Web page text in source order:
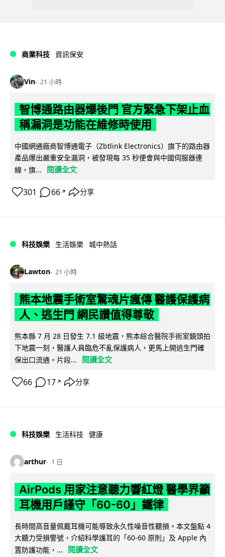
商業科技 資訊保安
Vin 21 小時
智博通路由器爆後門 官方緊急下架止血
稱漏洞是功能在維修時使用
中國網通廠商智博通電子（Zbtlink Electronics）旗下的路由器
產品爆出嚴重安全漏洞，被發現每 35 秒便會與中國伺服器連
線，旗...
閱讀全文
301 66 ↗ 分享
科技娛樂 生活娛樂 城中熱話
Lawton 21 小時
熊本地震手術室驚魂片瘋傳 醫護保護病
人、逃生門 網民讚值得尊敬
熊本縣 7 月 28 日發生 7.1 級地震，熊本綜合醫院手術室鏡頭拍
下地震一刻，醫護人員臨危不亂保護病人，更馬上開逃生門確
保出口流通。片段...
閱讀全文
66 17 ↗ 分享
科技娛樂 生活科技 健康
arthur 1 日
AirPods 用家注意聽力響紅燈 醫學界籲
耳機用戶謹守「60-60」鐵律
長時間高音量佩戴耳機可能導致永久性噪音性聽損。本文盤點 4
大聽力受損警號，介紹科學護耳的「60-60 原則」及 Apple 內
置防護功能，...
閱讀全文